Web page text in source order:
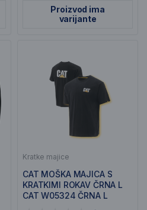
Proizvod ima
varijante
Kratke majice
CAT MOŠKA MAJICA S
KRATKIMI ROKAV ČRNA L
CAT W05324 ČRNA L